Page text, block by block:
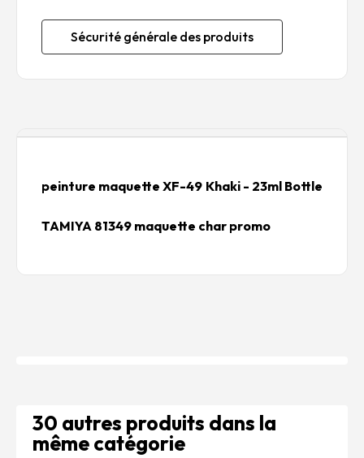
Sécurité générale des produits
peinture maquette XF-49 Khaki - 23ml Bottle
TAMIYA 81349 maquette char promo
30 autres produits dans la
même catégorie